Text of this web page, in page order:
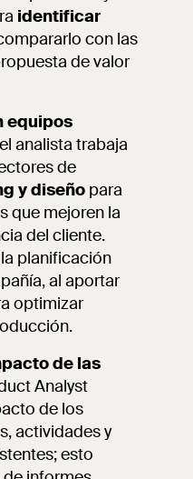
identificar
con las
de valor
equipos
el analista trabaja
de
y diseño para
que mejoren la
del cliente.
planificación
al aportar
optimizar
de las
Analyst
de los
actividades y
esto